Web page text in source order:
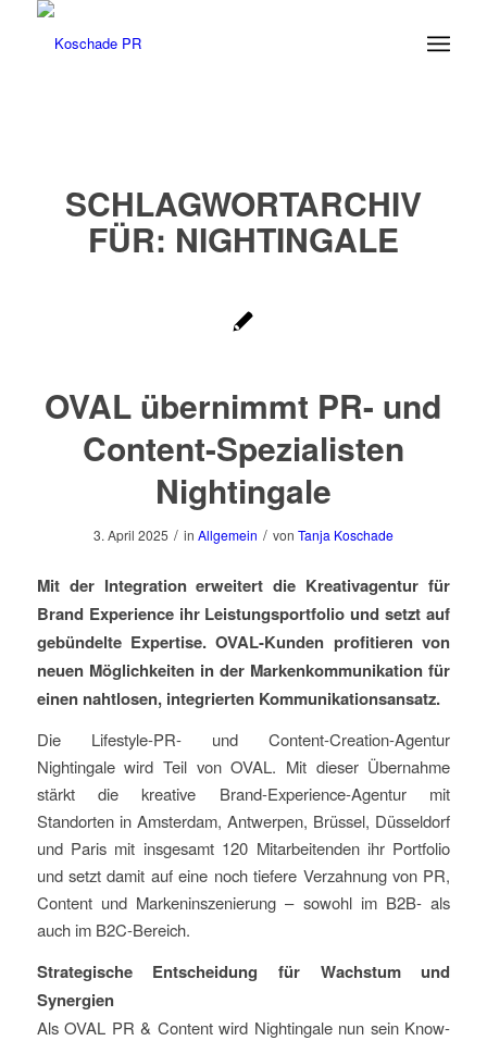
SCHLAGWORTARCHIV
FÜR: NIGHTINGALE
OVAL übernimmt PR- und
Content-Spezialisten
Nightingale
3. April 2025 / in Allgemein / von Tanja Koschade
Mit der Integration erweitert die Kreativagentur für
Brand Experience ihr Leistungsportfolio und setzt auf
gebündelte Expertise. OVAL-Kunden profitieren von
neuen Möglichkeiten in der Markenkommunikation für
einen nahtlosen, integrierten Kommunikationsansatz.
Die Lifestyle-PR- und Content-Creation-Agentur
Nightingale wird Teil von OVAL. Mit dieser Übernahme
stärkt die kreative Brand-Experience-Agentur mit
Standorten in Amsterdam, Antwerpen, Brüssel, Düsseldorf
und Paris mit insgesamt 120 Mitarbeitenden ihr Portfolio
und setzt damit auf eine noch tiefere Verzahnung von PR,
Content und Markeninszenierung – sowohl im B2B- als
auch im B2C-Bereich.
Strategische Entscheidung für Wachstum und
Synergien
Als OVAL PR & Content wird Nightingale nun sein Know-